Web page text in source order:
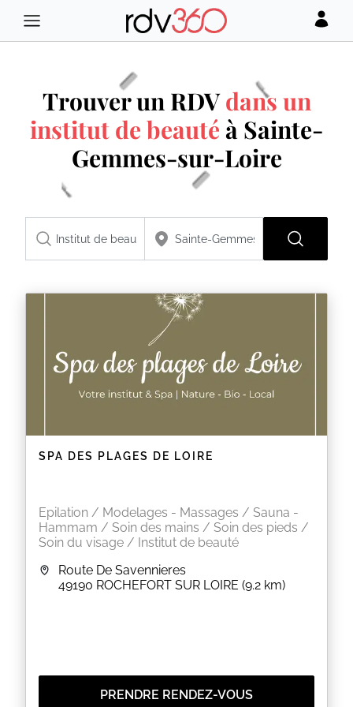
Trouver un RDVdans un
institut de beauté à Sainte-
Gemmes-sur-Loire
SPA DES PLAGES DE LOIRE
Epilation / Modelages - Massages / Sauna -
Hammam / Soin des mains / Soin des pieds /
Soin du visage / Institut de beauté
Route De Savennieres
49190 ROCHEFORT SUR LOIRE (9.2 km)
PRENDRE RENDEZ-VOUS